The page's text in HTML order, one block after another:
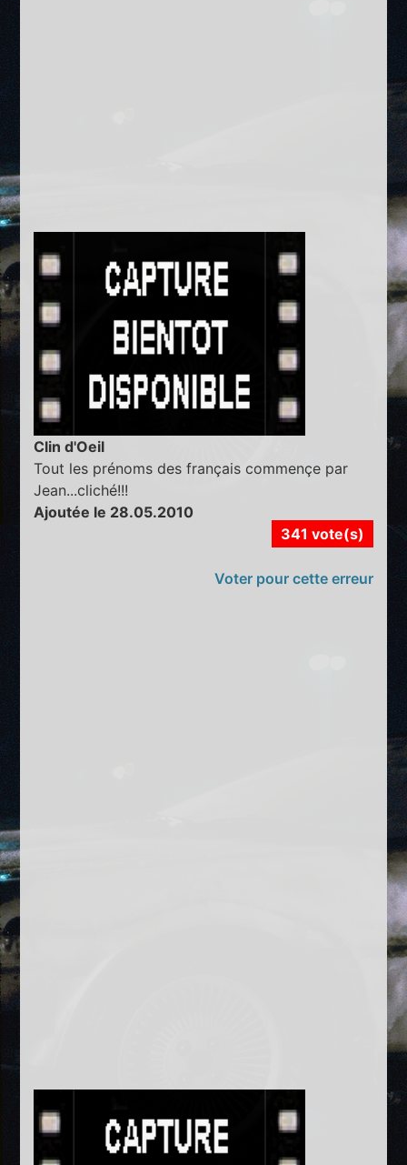
Clin d'Oeil
Tout les prénoms des français commençe par
Jean...cliché!!!
Ajoutée le 28.05.2010
341 vote(s)
Voter pour cette erreur